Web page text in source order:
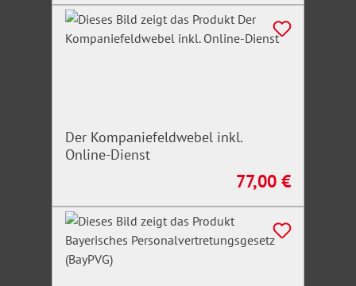
Der Kompaniefeldwebel inkl.
Online-Dienst
Regulärer Preis:
77,00 €